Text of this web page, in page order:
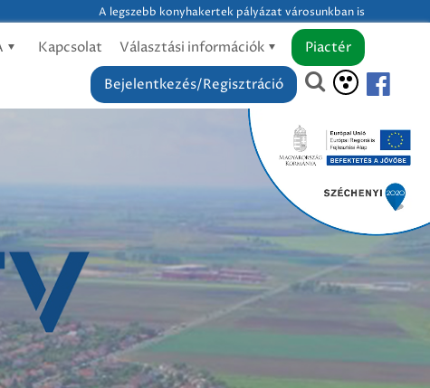
A legszebb konyhakertek pályázat városunkban is
Kapcsolat Választási információk
Piactér
Bejelentkezés/Regisztráció